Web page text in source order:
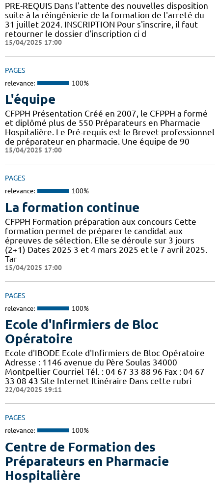
PRE-REQUIS Dans l'attente des nouvelles disposition
suite à la réingénierie de la formation de l'arreté du
31 juillet 2024. INSCRIPTION Pour s'inscrire, il faut
retourner le dossier d'inscription ci d
15/04/2025 17:00
PAGES
relevance: 100%
L'équipe
CFPPH Présentation Créé en 2007, le CFPPH a formé
et diplômé plus de 550 Préparateurs en Pharmacie
Hospitalière. Le Pré-requis est le Brevet professionnel
de préparateur en pharmacie. Une équipe de 90
15/04/2025 17:00
PAGES
relevance: 100%
La formation continue
CFPPH Formation préparation aux concours Cette
formation permet de préparer le candidat aux
épreuves de sélection. Elle se déroule sur 3 jours
(2+1) Dates 2025 3 et 4 mars 2025 et le 7 avril 2025.
Tar
15/04/2025 17:00
PAGES
relevance: 100%
Ecole d'Infirmiers de Bloc
Opératoire
Ecole d'IBODE Ecole d'Infirmiers de Bloc Opératoire
Adresse : 1146 avenue du Père Soulas 34000
Montpellier Courriel Tél. : 04 67 33 88 96 Fax : 04 67
33 08 43 Site Internet Itinéraire Dans cette rubri
22/04/2025 19:11
PAGES
relevance: 100%
Centre de Formation des
Préparateurs en Pharmacie
Hospitalière